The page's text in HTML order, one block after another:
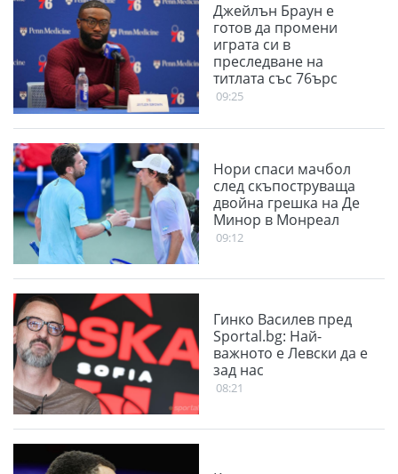
Джейлън Браун е
готов да промени
играта си в
преследване на
титлата със 76ърс
09:25
Нори спаси мачбол
след скъпоструваща
двойна грешка на Де
Минор в Монреал
09:12
Гинко Василев пред
Sportal.bg: Най-
важното е Левски да е
зад нас
08:21